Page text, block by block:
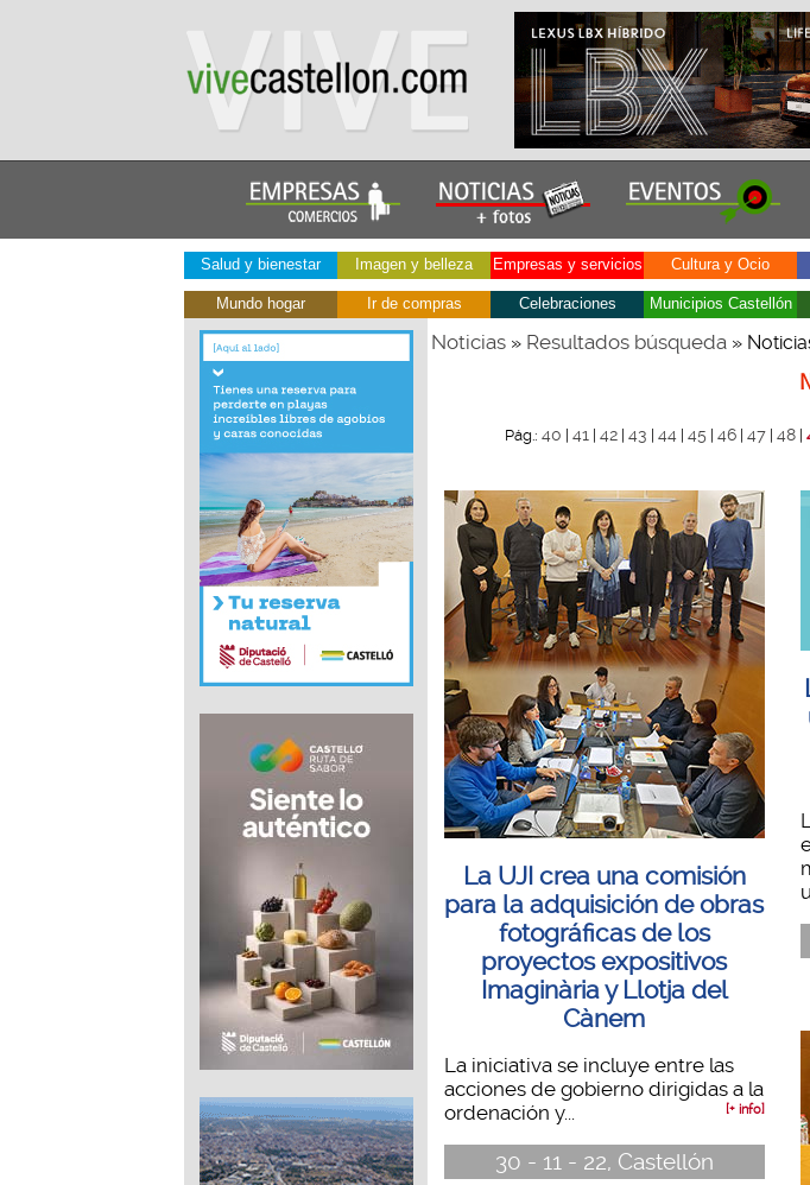
Salud y bienestar Imagen y belleza Empresas y servicios Cultura y Ocio
Mundo hogar Ir de compras Celebraciones Municipios Castellón
Noticias» Resultados búsqueda»
Pág.: 40 41 42 43 44 45 46 47 48
La UJI crea una comisión
para la adquisición de obras
fotográficas de los
proyectos expositivos
Imaginària y Llotja del
Cànem
La iniciativa se incluye entre las
acciones de gobierno dirigidas a la
ordenación y...
[+ info]
30 - 11 - 22, Castellón